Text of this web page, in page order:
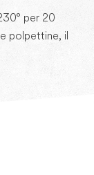
per 20
polpettine, il